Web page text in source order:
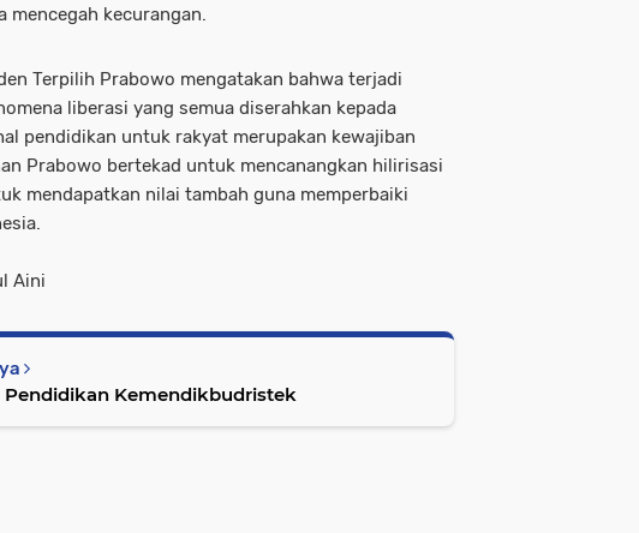
mencegah kecurangan.
Terpilih Prabowo mengatakan bahwa terjadi
liberasi yang semua diserahkan kepada
pendidikan untuk rakyat merupakan kewajiban
Prabowo bertekad untuk mencanangkan hilirisasi
mendapatkan nilai tambah guna memperbaiki
Aini
Pendidikan Kemendikbudristek